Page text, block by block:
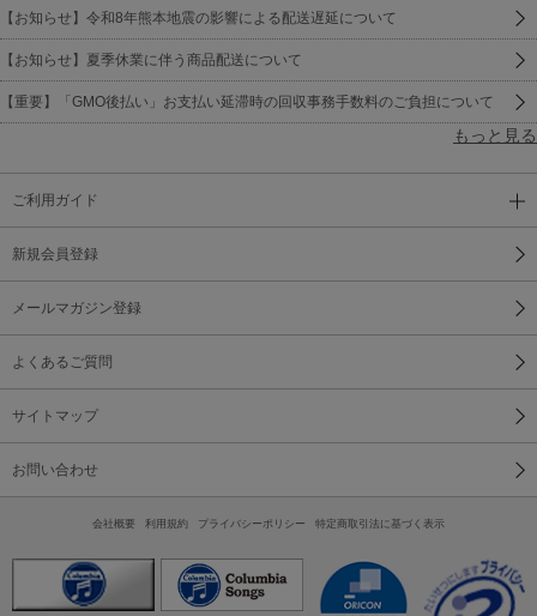
【お知らせ】令和8年熊本地震の影響による配送遅延について
【お知らせ】夏季休業に伴う商品配送について
【重要】「GMO後払い」お支払い延滞時の回収事務手数料のご負担について
もっと見る
ご利用ガイド
新規会員登録
メールマガジン登録
よくあるご質問
サイトマップ
お問い合わせ
会社概要 利用規約 プライバシーポリシー 特定商取引法に基づく表示